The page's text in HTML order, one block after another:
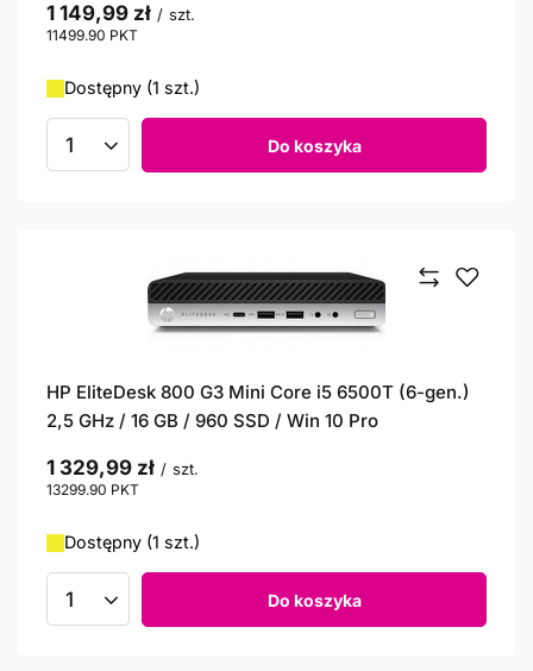
1 149,99 zł / szt.
11499.90 PKT
Dostępny (1 szt.)
Ilość produktów Do koszyka
HP EliteDesk 800 G3 Mini Core i5 6500T (6-gen.)
2,5 GHz / 16 GB / 960 SSD / Win 10 Pro
1 329,99 zł / szt.
13299.90 PKT
Dostępny (1 szt.)
Ilość produktów Do koszyka